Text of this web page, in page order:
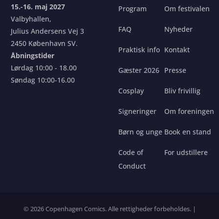
15.-16. maj 2027
Valbyhallen,
Julius Andersens Vej 3
2450 København SV.
Åbningstider
Lørdag 10:00 - 18.00
Søndag 10:00-16.00
Program
FAQ
Praktisk info
Gæster 2026
Cosplay
Signeringer
Børn og unge
Code of
Conduct
Om festivalen
Nyheder
Kontakt
Presse
Bliv frivillig
Om foreningen
Book en stand
For udstillere
© 2026 Copenhagen Comics. Alle rettigheder forbeholdes. |